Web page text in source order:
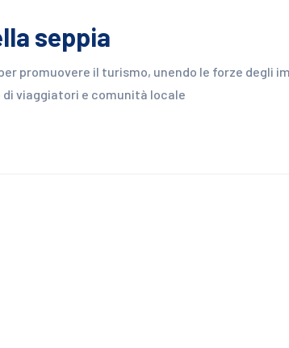
seppia
promuovere il turismo, unendo le forze degli
viaggiatori e comunità locale